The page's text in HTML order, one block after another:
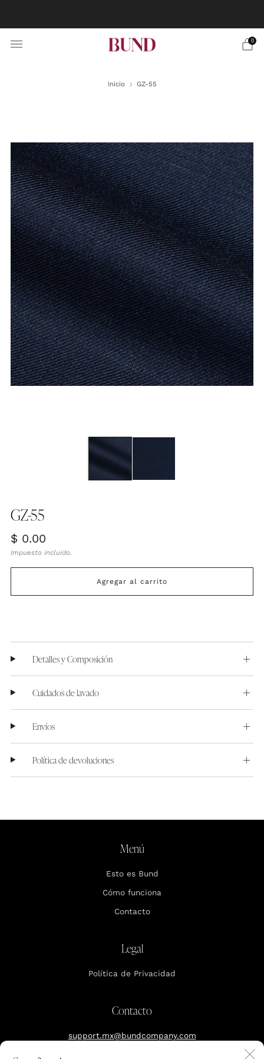
0
Inicio GZ-55
GZ-55
Precio
habitual
$ 0.00
Impuesto incluido.
Agregar al carrito
Detalles y Composición
Cuidados de lavado
Envíos
Política de devoluciones
Menú
Esto es Bund
Cómo funciona
Contacto
Legal
Política de Privacidad
Contacto
support.mx@bundcompany.com